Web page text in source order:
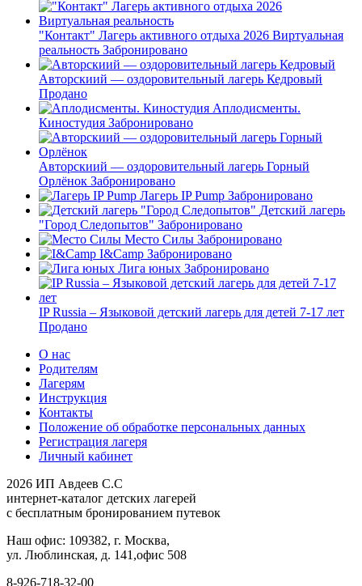
"Контакт" Лагерь активного отдыха 2026 Виртуальная
реальность Забронировано
Авторскиий — оздоровительный лагерь Кедровый
Продано
Аплодисменты.
Киностудия Забронировано
Авторскиий — оздоровительный лагерь Горный
Орлёнок Забронировано
Лагерь IP Pump Забронировано
Детский лагерь
"Город Следопытов" Забронировано
Место Силы Забронировано
I&Camp Забронировано
Лига юных Забронировано
IP Russia – Языковой детский лагерь для детей 7-17 лет
Продано
О нас
Родителям
Лагерям
Инструкция
Контакты
Положение об обработке персональных данных
Регистрация лагеря
Личный кабинет
2026 ИП Авдеев С.С
интернет-каталог детских лагерей
с бесплатным бронированием путевок
Наш офис: 109382, г. Москва,
ул. Люблинская, д. 141,офис 508
8-926-718-32-00